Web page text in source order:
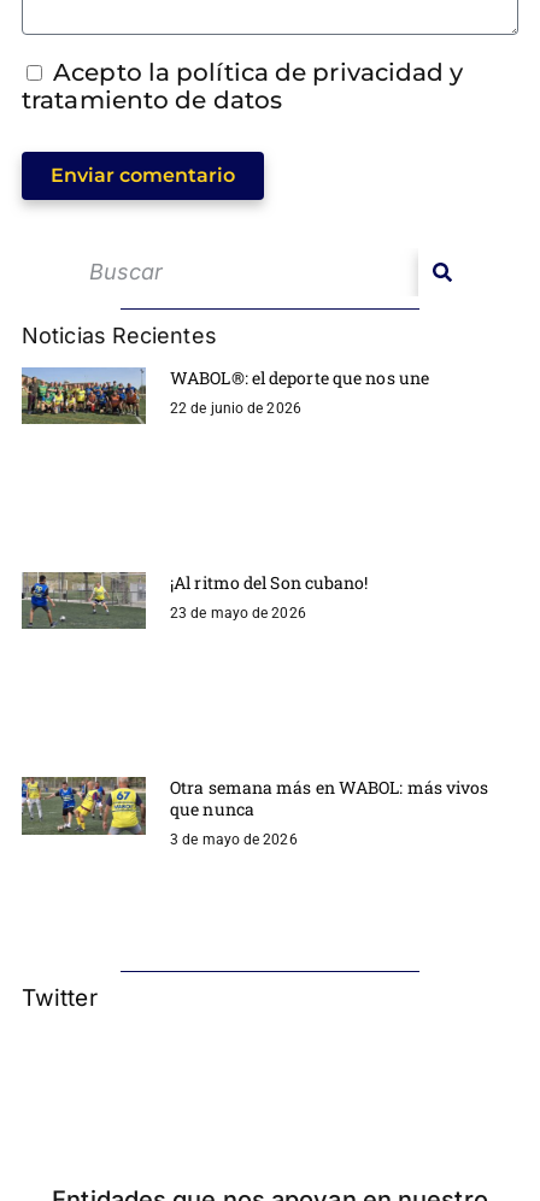
Acepto la política de privacidad y
tratamiento de datos
Enviar comentario
Noticias Recientes
WABOL®: el deporte que nos une
22 de junio de 2026
¡Al ritmo del Son cubano!
23 de mayo de 2026
Otra semana más en WABOL: más vivos
que nunca
3 de mayo de 2026
Twitter